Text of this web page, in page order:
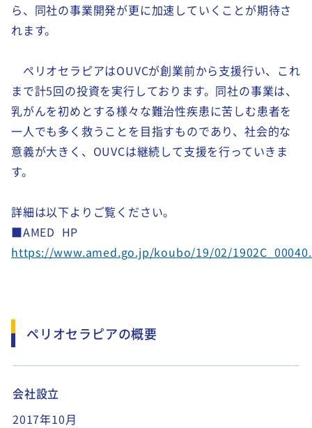
ら、同社の事業開発が更に加速していくことが期待さ
れます。
ペリオセラピアはOUVCが創業前から支援行い、これ
まで計5回の投資を実行しております。同社の事業は、
乳がんを初めとする様々な難治性疾患に苦しむ患者を
一人でも多く救うことを目指すものであり、社会的な
意義が大きく、 OUVCは継続して支援を行っていきま
す。
詳細は以下よりご覧ください。
■AMED HP
https://www.amed.go.jp/koubo/19/02/
ペリオセラピアの概要
会社設立
2017年10月